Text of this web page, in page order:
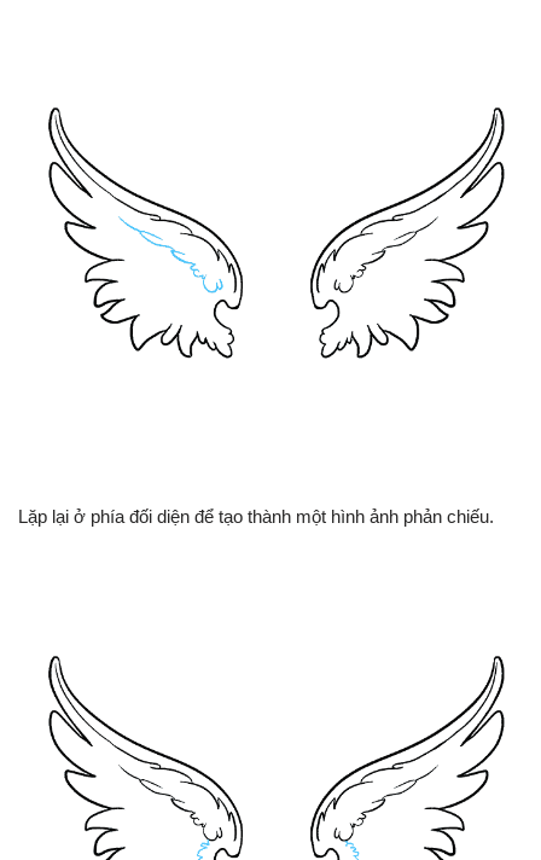
Lặp lại ở phía đối diện để tạo thành một hình ảnh phản chiếu.